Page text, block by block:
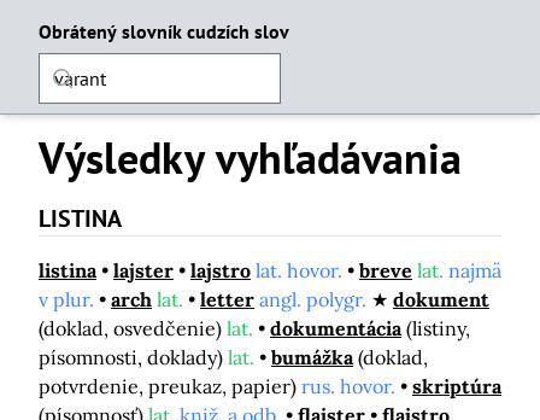
Obrátený slovník cudzích slov
Výsledky vyhľadávania
LISTINA
listina lajster lajstro lat. hovor. breve lat. najmä
v plur.
arch lat. letter angl. polygr.
dokument
(doklad, osvedčenie) lat. dokumentácia (listiny,
písomnosti, doklady) lat. bumážka (doklad,
potvrdenie, preukaz, papier) rus. hovor.
skriptúra
(písomnosť) lat. kniž. a odb. flajster
flajstro